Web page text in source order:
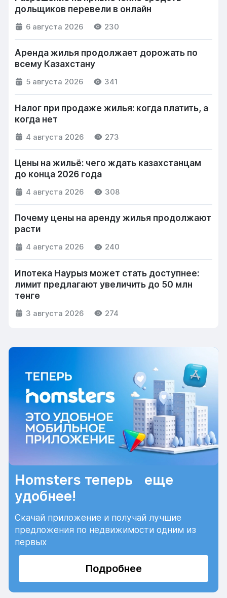
дольщиков перевели в онлайн
6 августа 2026 230
Аренда жилья продолжает дорожать по
всему Казахстану
5 августа 2026 341
Налог при продаже жилья: когда платить, а
когда нет
4 августа 2026 273
Цены на жильё: чего ждать казахстанцам
до конца 2026 года
4 августа 2026 308
Почему цены на аренду жилья продолжают
расти
4 августа 2026 240
Ипотека Наурыз может стать доступнее:
лимит предлагают увеличить до 50 млн
тенге
3 августа 2026 274
Homsters теперь еще
удобнее!
Скачай приложение и получай лучшие
предложения по недвижимости одним из
первых
Подробнее